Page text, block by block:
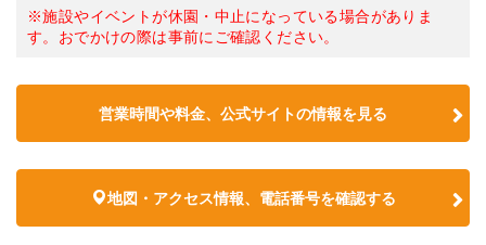
※施設やイベントが休園・中止になっている場合がありま
す。おでかけの際は事前にご確認ください。
営業時間や料金、公式サイトの情報を見る
地図・アクセス情報、電話番号を確認する